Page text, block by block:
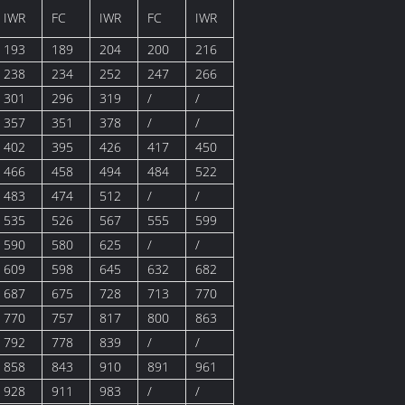
IWR FC IWR FC
IWR
193
189 204 200
216
238
234 252 247
266
301
296 319 /
/
357
351 378 /
/
402
395 426 417
450
466
458 494 484
522
483
474 512 /
/
535
526 567 555
599
590
580 625 /
/
609
598 645 632
682
687
675 728 713
770
770
757 817 800
863
792
778 839 /
/
858
843 910 891
961
928
911 983 / /